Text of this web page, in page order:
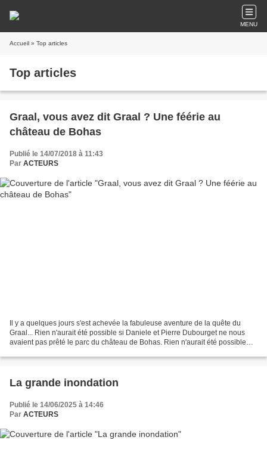
MENU
Accueil » Top articles
Top articles
Graal, vous avez dit Graal ? Une féérie au
château de Bohas
Publié le 14/07/2018 à 11:43
Par ACTEURS
Il y a quelques jours s'est achevée la fabuleuse aventure de la quête du
Graal... Rien n'aurait été possible si Daniele et Pierre Dubourget ne nous
avaient pas prêté le parc du château de Bohas. Rien n'aurait été possible
La grande inondation
Publié le 14/06/2025 à 14:46
Par ACTEURS